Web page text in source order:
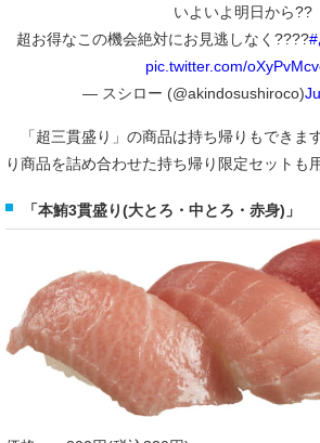
いよいよ明日から??
超お得なこの機会絶対にお見逃しなく????
pic.twitter.com/
— スシロー (@akindosushiroco)
「超三貫盛り」の商品は持ち帰りもできま
り商品を詰め合わせた持ち帰り限定セットも
「本鮪3貫盛り(大とろ・中とろ・赤身)」